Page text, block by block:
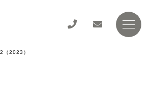
（2023）